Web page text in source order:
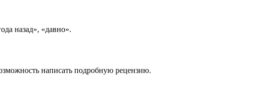
назад», «давно».
написать подробную рецензию.